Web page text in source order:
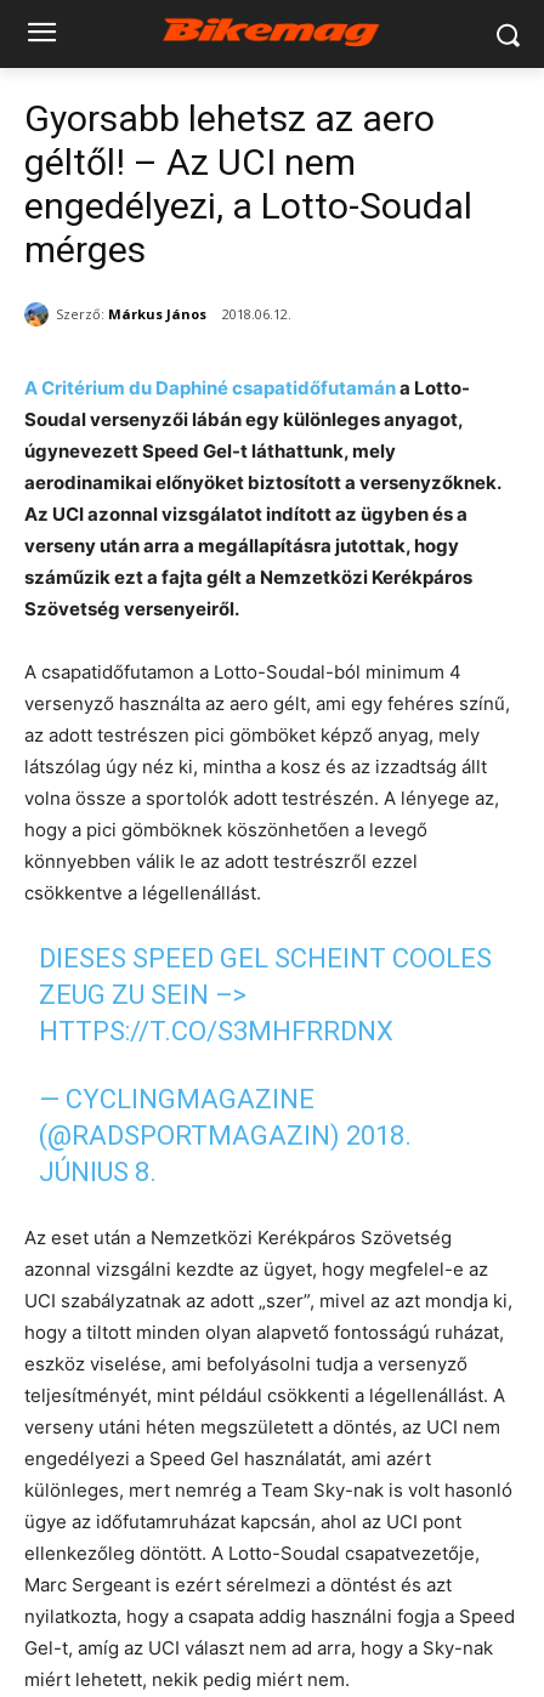
Gyorsabb lehetsz az aero
géltől! – Az UCI nem
engedélyezi, a Lotto-Soudal
mérges
Szerző: Márkus János 2018.06.12.
A Critérium du Daphiné csapatidőfutamána Lotto-
Soudal versenyzői lábán egy különleges anyagot,
úgynevezett Speed Gel-t láthattunk, mely
aerodinamikai előnyöket biztosított a versenyzőknek.
Az UCI azonnal vizsgálatot indított az ügyben és a
verseny után arra a megállapításra jutottak, hogy
száműzik ezt a fajta gélt a Nemzetközi Kerékpáros
Szövetség versenyeiről.
A csapatidőfutamon a Lotto-Soudal-ból minimum 4
versenyző használta az aero gélt, ami egy fehéres színű,
az adott testrészen pici gömböket képző anyag, mely
látszólag úgy néz ki, mintha a kosz és az izzadtság állt
volna össze a sportolók adott testrészén. A lényege az,
hogy a pici gömböknek köszönhetően a levegő
könnyebben válik le az adott testrészről ezzel
csökkentve a légellenállást.
DIESES SPEED GEL SCHEINT COOLES
ZEUG ZU SEIN –>
HTTPS://T.CO/S3MHFRRDNX
— CYCLINGMAGAZINE
(@RADSPORTMAGAZIN) 2018.
JÚNIUS 8.
Az eset után a Nemzetközi Kerékpáros Szövetség
azonnal vizsgálni kezdte az ügyet, hogy megfelel-e az
UCI szabályzatnak az adott „szer”, mivel az azt mondja ki,
hogy a tiltott minden olyan alapvető fontosságú ruházat,
eszköz viselése, ami befolyásolni tudja a versenyző
teljesítményét, mint például csökkenti a légellenállást. A
verseny utáni héten megszületett a döntés, az UCI nem
engedélyezi a Speed Gel használatát, ami azért
különleges, mert nemrég a Team Sky-nak is volt hasonló
ügye az időfutamruházat kapcsán, ahol az UCI pont
ellenkezőleg döntött. A Lotto-Soudal csapatvezetője,
Marc Sergeant is ezért sérelmezi a döntést és azt
nyilatkozta, hogy a csapata addig használni fogja a Speed
Gel-t, amíg az UCI választ nem ad arra, hogy a Sky-nak
miért lehetett, nekik pedig miért nem.